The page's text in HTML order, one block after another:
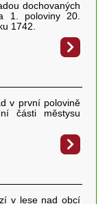
dochovaných
1. poloviny 20.
1742.
v první polovině
části městysu
v lese nad obcí